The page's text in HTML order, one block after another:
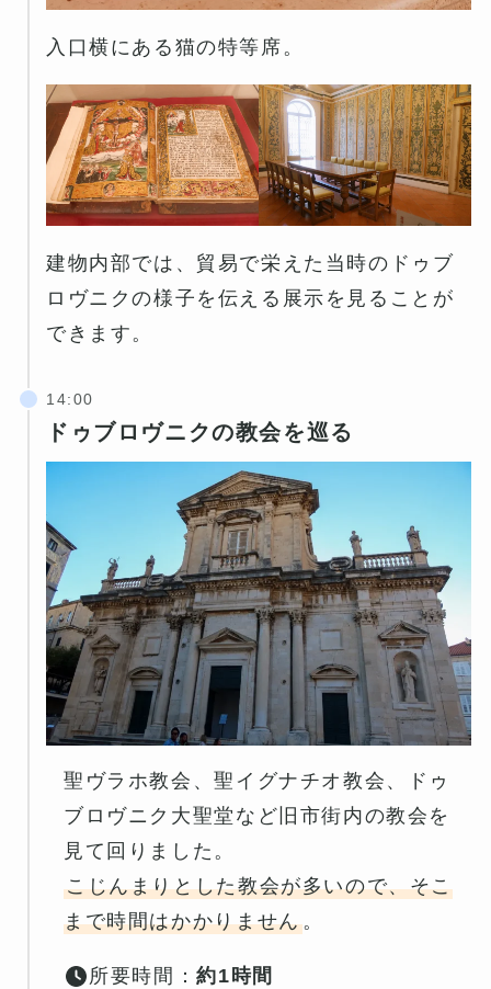
入口横にある猫の特等席。
建物内部では、貿易で栄えた当時のドゥブ
ロヴニクの様子を伝える展示を見ることが
できます。
ドゥブロヴニクの教会を巡る
聖ヴラホ教会、聖イグナチオ教会、ドゥ
ブロヴニク大聖堂など旧市街内の教会を
見て回りました。
こじんまりとした教会が多いので、そこ
まで時間はかかりません。
所要時間：約1時間